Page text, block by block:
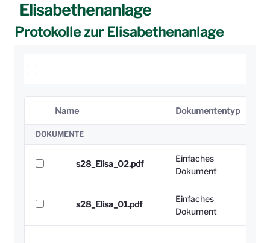
Elisabethenanlage
Protokolle zur Elisabethenanlage
Elemente auswählen
Ausgewähltes Element
Name Dokumententyp
DOKUMENTE
s28_Elisa_02.pdf
Einfaches
Dokument
s28_Elisa_01.pdf
Einfaches
Dokument